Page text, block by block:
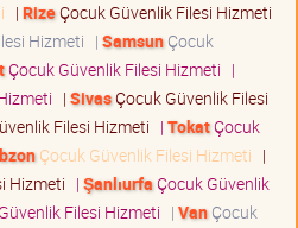
| RizeÇocuk Güvenlik Filesi Hizmeti
Hizmeti | SamsunÇocuk
Çocuk Güvenlik Filesi Hizmeti |
| SivasÇocuk Güvenlik Filesi
Filesi Hizmeti | TokatÇocuk
Çocuk Güvenlik Filesi Hizmeti |
Hizmeti | ŞanlıurfaÇocuk Güvenlik
Filesi Hizmeti | VanÇocuk